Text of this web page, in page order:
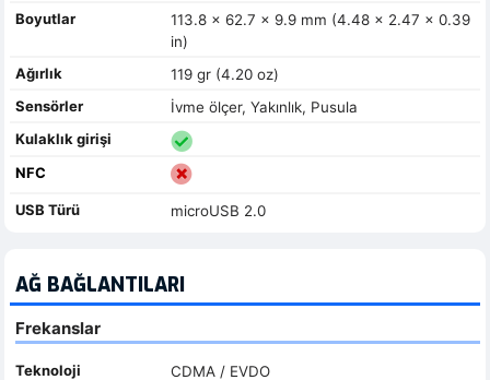
Boyutlar
113.8 x 62.7 x 9.9 mm (4.48 x 2.47 x 0.39
in)
Ağırlık
119 gr (4.20 oz)
Sensörler
İvme ölçer, Yakınlık, Pusula
Kulaklık girişi
NFC
USB Türü microUSB 2.0
AĞ BAĞLANTILARI
Frekanslar
Teknoloji
CDMA / EVDO